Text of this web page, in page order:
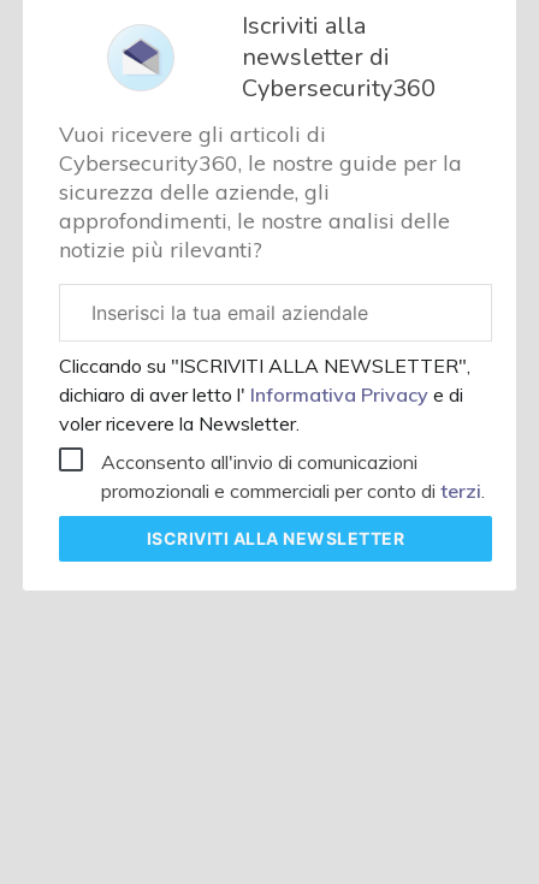
Iscriviti alla
newsletter di
Cybersecurity360
Vuoi ricevere gli articoli di
Cybersecurity360, le nostre guide per la
sicurezza delle aziende, gli
approfondimenti, le nostre analisi delle
notizie più rilevanti?
aziendale
Cliccando su "ISCRIVITI ALLA NEWSLETTER",
dichiaro di aver letto l' Informativa Privacye di
voler ricevere la Newsletter.
Acconsento all'invio di comunicazioni
promozionali e commerciali per conto diterzi.
ISCRIVITI ALLA NEWSLETTER